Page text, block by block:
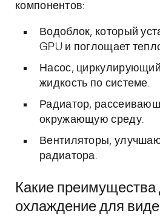
компонентов:
Водоблок, который
GPU и поглощает
Насос,
жидкость по системе.
Радиатор,
окружающую среду.
Вентиляторы,
радиатора.
Какие преимущества
охлаждение для